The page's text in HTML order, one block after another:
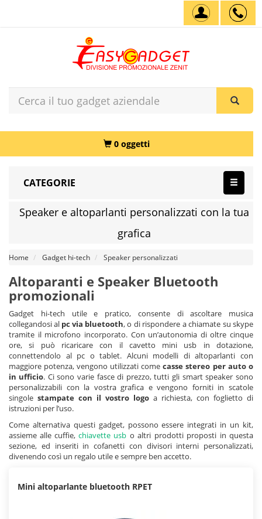
0 oggetti
CATEGORIE
Speaker e altoparlanti personalizzati con la tua
grafica
Home Gadget hi-tech Speaker personalizzati
Altoparanti e Speaker Bluetooth
promozionali
Gadget hi-tech utile e pratico, consente di ascoltare musica
collegandosi al pc via bluetooth, o di rispondere a chiamate su skype
tramite il microfono incorporato. Con un’autonomia di oltre cinque
ore, si può ricaricare con il cavetto mini usb in dotazione,
connettendolo al pc o tablet. Alcuni modelli di altoparlanti con
maggiore potenza, vengono utilizzati come casse stereo per auto o
in ufficio. Ci sono varie fasce di prezzo, tutti gli smart speaker sono
personalizzabili con la vostra grafica e vengono forniti in scatole
singole stampate con il vostro logo a richiesta, con foglietto di
istruzioni per l’uso.
Come alternativa questi gadget, possono essere integrati in un kit,
assieme alle cuffie, chiavette usb o altri prodotti proposti in questa
sezione, ed inseriti in cofanetti con divisori interni personalizzati,
divenendo così un regalo utile e sempre ben accetto.
Mini altoparlante bluetooth RPET